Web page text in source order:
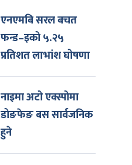
एनएमबि सरल बचत
फन्ड–इको ५.२५
प्रतिशत लाभांश घोषणा
नाइमा अटो एक्स्पोमा
डोङफेङ बस सार्वजनिक
हुने